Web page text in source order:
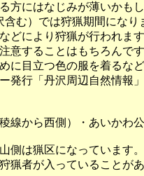
方にはなじみが薄いかも
含む）では狩猟期間にな
どにより狩猟が行われま
意することはもちろんで
に目立つ色の服を着るな
発行「丹沢周辺自然情報
線から西側）・あいかわ
側は猟区になっています。
猟者が入っていることが